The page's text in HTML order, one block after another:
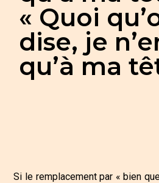
« Quoi
dise, je
qu’à ma
Si le remplacement par « bien